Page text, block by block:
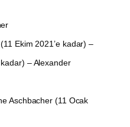
Ekim 2021’e kadar) –
– Alexander
Aschbacher (11 Ocak